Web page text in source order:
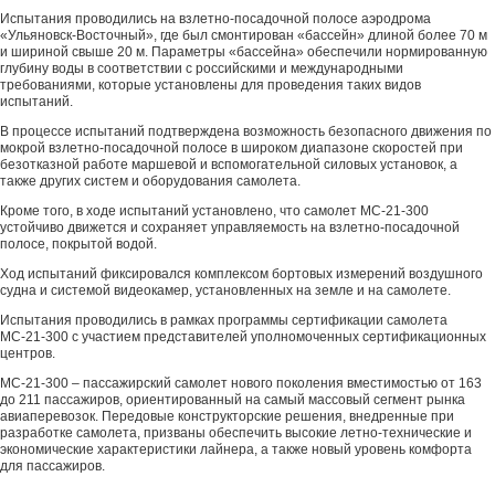
Испытания проводились на взлетно-посадочной полосе аэродрома
«Ульяновск-Восточный», где был смонтирован «бассейн» длиной более 70 м
и шириной свыше 20 м. Параметры «бассейна» обеспечили нормированную
глубину воды в соответствии с российскими и международными
требованиями, которые установлены для проведения таких видов
испытаний.
В процессе испытаний подтверждена возможность безопасного движения по
мокрой взлетно-посадочной полосе в широком диапазоне скоростей при
безотказной работе маршевой и вспомогательной силовых установок, а
также других систем и оборудования самолета.
Кроме того, в ходе испытаний установлено, что самолет МС-21-300
устойчиво движется и сохраняет управляемость на взлетно-посадочной
полосе, покрытой водой.
Ход испытаний фиксировался комплексом бортовых измерений воздушного
судна и системой видеокамер, установленных на земле и на самолете.
Испытания проводились в рамках программы сертификации самолета
МС-21-300 с участием представителей уполномоченных сертификационных
центров.
МС-21-300 – пассажирский самолет нового поколения вместимостью от 163
до 211 пассажиров, ориентированный на самый массовый сегмент рынка
авиаперевозок. Передовые конструкторские решения, внедренные при
разработке самолета, призваны обеспечить высокие летно-технические и
экономические характеристики лайнера, а также новый уровень комфорта
для пассажиров.